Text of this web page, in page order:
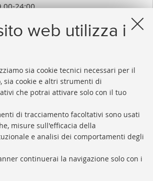
web utilizza i
sia cookie tecnici necessari per il
sia cookie e altri strumenti di
che potrai attivare solo con il tuo
di tracciamento facoltativi sono usati
misure sull'efficacia della
e analisi dei comportamenti degli
continuerai la navigazione solo con i
24:00
Rubrica di Ateneo
Rss
Statistiche